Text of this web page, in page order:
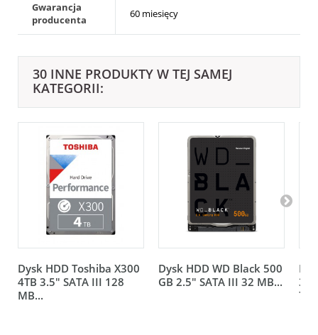
Gwarancja
producenta
60 miesięcy
30 INNE PRODUKTY W TEJ SAMEJ
KATEGORII:
Dysk HDD Toshiba X300
4TB 3.5" SATA III 128
MB...
Dysk HDD WD Black 500
GB 2.5" SATA III 32 MB...